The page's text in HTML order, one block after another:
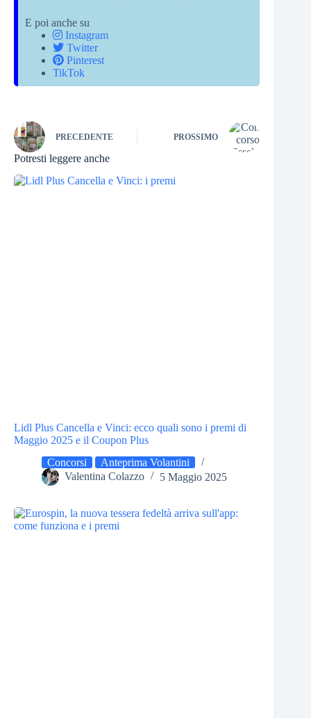
E poi anche su
Instagram
Twitter
Pinterest
TikTok
PRECEDENTE PROSSIMO
Potresti leggere anche
Lidl Plus Cancella e Vinci: ecco quali sono i premi di
Maggio 2025 e il Coupon Plus
Concorsi
Anteprima Volantini
Valentina Colazzo
5 Maggio 2025